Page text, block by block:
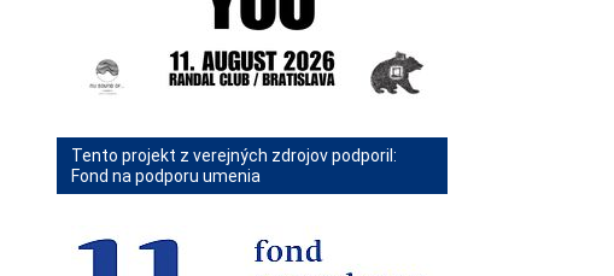
Tento projekt z verejných zdrojov podporil:
Fond na podporu umenia